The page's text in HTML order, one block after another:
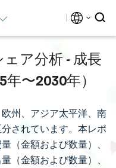
ア分析 - 成長
〜2030年）
州、アジア太平洋、南
されています。本レポ
（金額および数量）、
（金額および数量）、